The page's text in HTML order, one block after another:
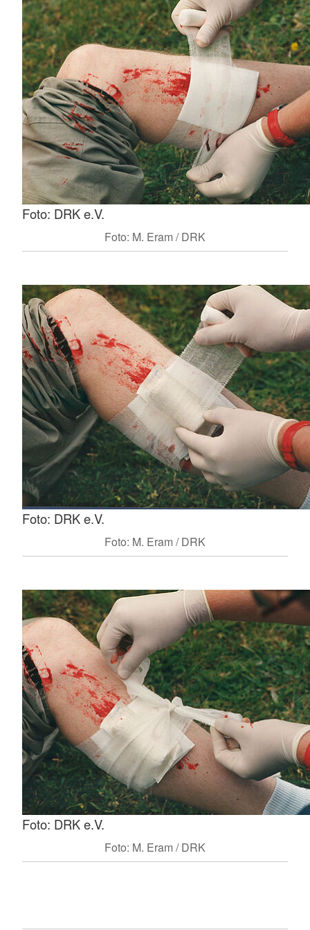
Foto: DRK e.V.
Foto: M. Eram / DRK
Foto: DRK e.V.
Foto: M. Eram / DRK
Foto: DRK e.V.
Foto: M. Eram / DRK